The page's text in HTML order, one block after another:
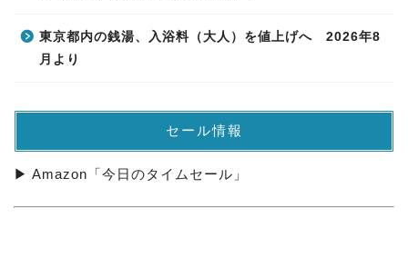
東京都内の銭湯、入浴料（大人）を値上げへ 2026年8
月より
セール情報
▶ Amazon「今日のタイムセール」